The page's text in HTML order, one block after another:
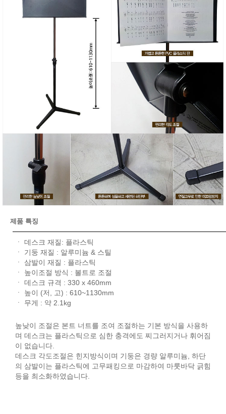
제품 특징
ㆍ 데스크 재질: 플라스틱
ㆍ 기둥 재질 : 알루미늄 & 스틸
ㆍ 삼발이 재질 : 플라스틱
ㆍ 높이조절 방식 : 볼트로 조절
ㆍ 데스크 규격 : 330 x 460mm
ㆍ 높이 (저, 고) : 610~1130mm
ㆍ 무게 : 약 2.1kg
높낮이 조절은 본트 너트를 조여 조절하는 기본 방식을 사용하
며 데스크는 플라스틱으로 심한 충격에도 찌그러지거나 휘어짐
이 없습니다.
데스크 각도조절은 힌지방식이며 기둥은 경량 알루미늄, 하단
의 삼발이는 플라스틱에 고무패킹으로 마감하여 마룻바닥 긁힘
등을 최소화하였습니다.